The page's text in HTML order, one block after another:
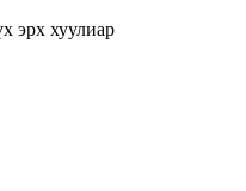
эрх хуулиар